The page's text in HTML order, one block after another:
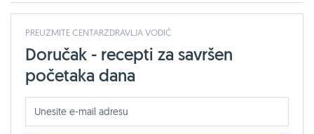
PREUZMITE CENTARZDRAVLJA VODIČ
Doručak - recepti za savršen
početaka dana